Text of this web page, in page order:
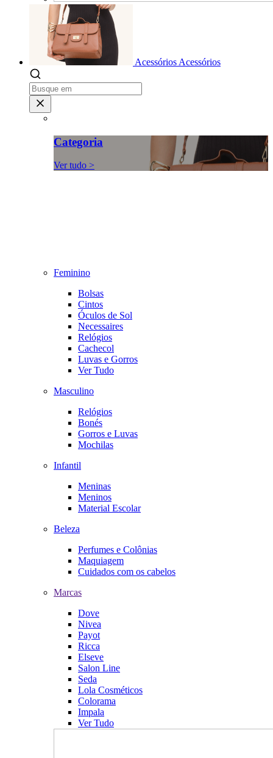
Acessórios Acessórios
Categoria
Ver tudo >
Feminino
Bolsas
Cintos
Óculos de Sol
Necessaires
Relógios
Cachecol
Luvas e Gorros
Ver Tudo
Masculino
Relógios
Bonés
Gorros e Luvas
Mochilas
Infantil
Meninas
Meninos
Material Escolar
Beleza
Perfumes e Colônias
Maquiagem
Cuidados com os cabelos
Marcas
Dove
Nivea
Payot
Ricca
Elseve
Salon Line
Seda
Lola Cosméticos
Colorama
Impala
Ver Tudo